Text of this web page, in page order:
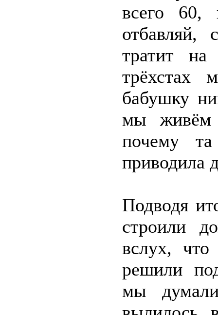
всего 60,
отбавляй,
тратит
трёхстах
бабушку
мы живём
почему
приводила
Подводя
строили
вслух,
решили
мы